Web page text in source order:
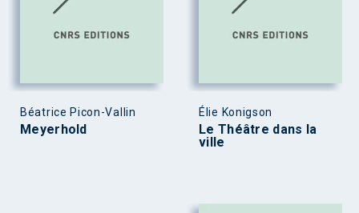
Béatrice Picon-Vallin
Meyerhold
Élie Konigson
Le Théâtre dans la
ville